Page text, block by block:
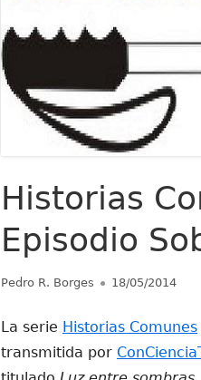
Historias
Episodio
Autor
Pedro R. Borges
Publicado
18/05/2014
La serie Historias Comunes
transmitida por